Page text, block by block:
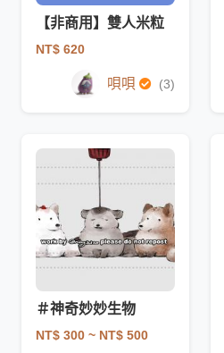
【非商用】雙人米粒
NT$ 620
唄唄 (3)
＃神奇妙妙生物
NT$ 300 ~ NT$ 500